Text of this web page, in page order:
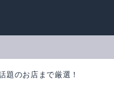
題のお店まで厳選！